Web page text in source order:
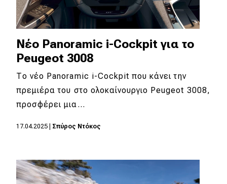
Νέο Panoramic i-Cockpit για το
Peugeot 3008
Το νέο Panoramic i-Cockpit που κάνει την
πρεμιέρα του στο ολοκαίνουργιο Peugeot 3008,
προσφέρει μια…
17.04.2025 Σπύρος Ντόκος